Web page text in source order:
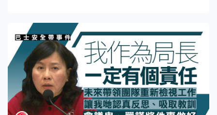
以及罰則這些執行細節，我們會有一個重新檢視，希望可
以達到「法理情」兼備。我們就可以有一個優化方案，再
推出並諮詢社會，以及廣納市民意見。」